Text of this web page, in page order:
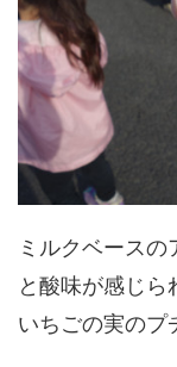
ミルクベース
と酸味が感じら
いちごの実のプ